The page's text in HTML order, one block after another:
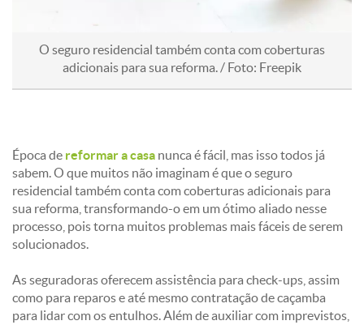
O seguro residencial também conta com coberturas
adicionais para sua reforma. / Foto: Freepik
Época de reformar a casa nunca é fácil, mas isso todos já
sabem. O que muitos não imaginam é que o seguro
residencial também conta com coberturas adicionais para
sua reforma, transformando-o em um ótimo aliado nesse
processo, pois torna muitos problemas mais fáceis de serem
solucionados.
As seguradoras oferecem assistência para check-ups, assim
como para reparos e até mesmo contratação de caçamba
para lidar com os entulhos. Além de auxiliar com imprevistos,